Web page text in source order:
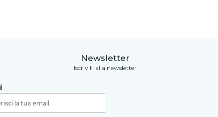
Newsletter
Iscriviti alla newsletter